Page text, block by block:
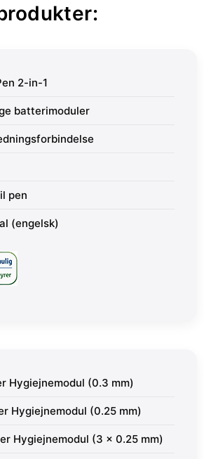
2-in-1
batterimoduler
pen
(engelsk)
Hygiejnemodul (0.3 mm)
Hygiejnemodul (0.25 mm)
Hygiejnemodul (3 × 0.25 mm)